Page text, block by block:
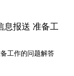
息报送 准备工
工作的问题解答